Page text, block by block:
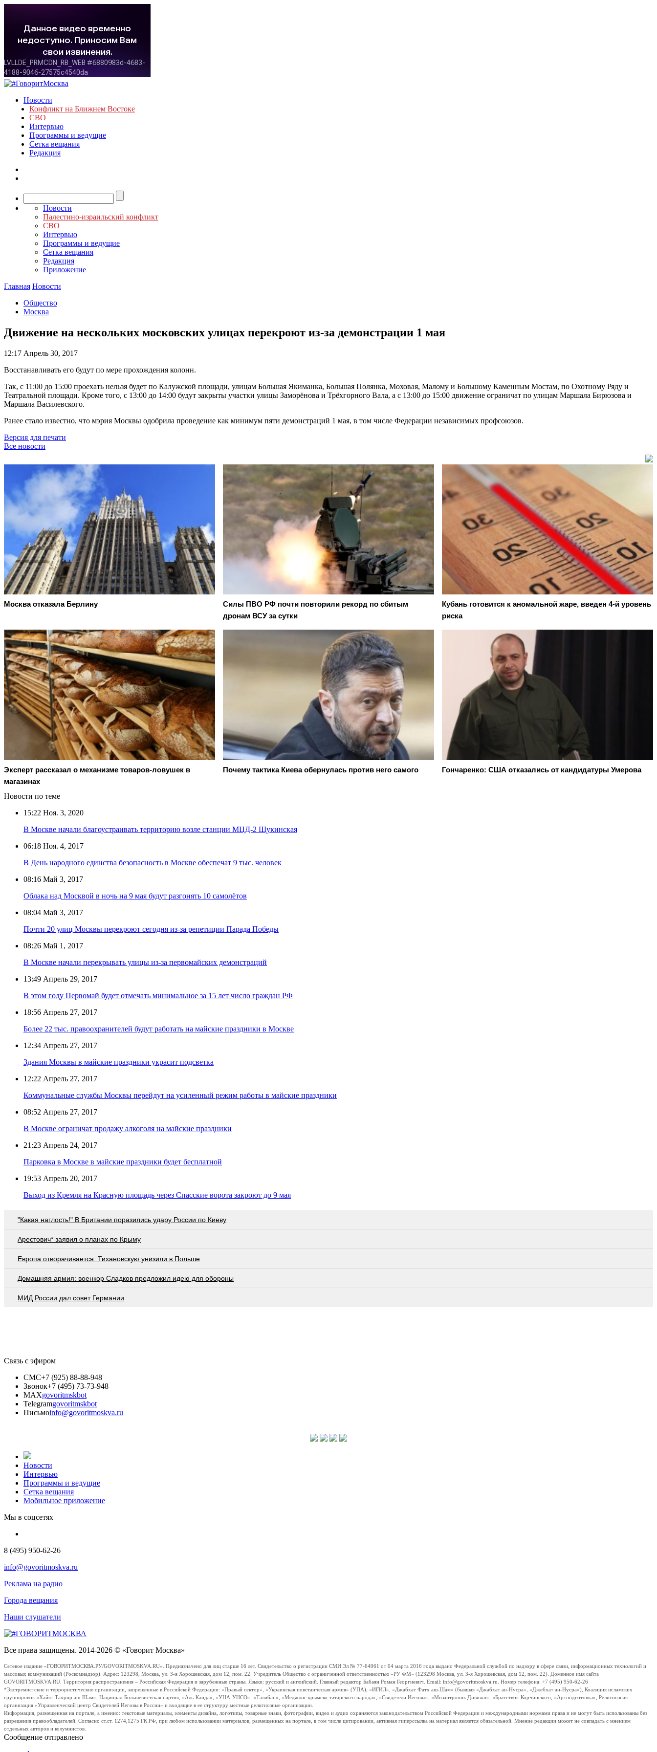
Новости
Конфликт на Ближнем Востоке
СВО
Интервью
Программы и ведущие
Сетка вещания
Редакция
Новости
Палестино-израильский конфликт
СВО
Интервью
Программы и ведущие
Сетка вещания
Редакция
Приложение
Главная Новости
Общество
Москва
Движение на нескольких московских улицах перекроют из-за демонстрации 1 мая
12:17 Апрель 30, 2017
Восстанавливать его будут по мере прохождения колонн.
Так, с 11:00 до 15:00 проехать нельзя будет по Калужской площади, улицам Большая Якиманка, Большая Полянка, Моховая, Малому и Большому Каменным Мостам, по Охотному Ряду и
Театральной площади. Кроме того, с 13:00 до 14:00 будут закрыты участки улицы Заморёнова и Трёхгорного Вала, а с 13:00 до 15:00 движение ограничат по улицам Маршала Бирюзова и
Маршала Василевского.
Ранее стало известно, что мэрия Москвы одобрила проведение как минимум пяти демонстраций 1 мая, в том числе Федерации независимых профсоюзов.
Версия для печати
Все новости
Москва отказала Берлину
Cилы ПВО РФ почти повторили рекорд по сбитым
дронам ВСУ за сутки
Кубань готовится к аномальной жаре, введен 4-й уровень
риска
Эксперт рассказал о механизме товаров-ловушек в
магазинах
Почему тактика Киева обернулась против него самого Гончаренко: США отказались от кандидатуры Умерова
Новости по теме
15:22 Ноя. 3, 2020
В Москве начали благоустраивать территорию возле станции МЦД-2 Щукинская
06:18 Ноя. 4, 2017
В День народного единства безопасность в Москве обеспечат 9 тыс. человек
08:16 Май 3, 2017
Облака над Москвой в ночь на 9 мая будут разгонять 10 самолётов
08:04 Май 3, 2017
Почти 20 улиц Москвы перекроют сегодня из-за репетиции Парада Победы
08:26 Май 1, 2017
В Москве начали перекрывать улицы из-за первомайских демонстраций
13:49 Апрель 29, 2017
В этом году Первомай будет отмечать минимальное за 15 лет число граждан РФ
18:56 Апрель 27, 2017
Более 22 тыс. правоохранителей будут работать на майские праздники в Москве
12:34 Апрель 27, 2017
Здания Москвы в майские праздники украсит подсветка
12:22 Апрель 27, 2017
Коммунальные службы Москвы перейдут на усиленный режим работы в майские праздники
08:52 Апрель 27, 2017
В Москве ограничат продажу алкоголя на майские праздники
21:23 Апрель 24, 2017
Парковка в Москве в майские праздники будет бесплатной
19:53 Апрель 20, 2017
Выход из Кремля на Красную площадь через Спасские ворота закроют до 9 мая
"Какая наглость!" В Британии поразились удару России по Киеву
Арестович* заявил о планах по Крыму
Европа отворачивается: Тихановскую унизили в Польше
Домашняя армия: военкор Сладков предложил идею для обороны
МИД России дал совет Германии
Связь с эфиром
СМС+7 (925) 88-88-948
Звонок+7 (495) 73-73-948
MAXgovoritmskbot
Telegramgovoritmskbot
Письмоinfo@govoritmoskva.ru
Новости
Интервью
Программы и ведущие
Сетка вещания
Мобильное приложение
Мы в соцсетях
8 (495) 950-62-26
info@govoritmoskva.ru
Реклама на радио
Города вещания
Наши слушатели
Все права защищены. 2014-2026 © «Говорит Москва»
Сетевое издание «ГОВОРИТМОСКВА.РУ/GOVORITMOSKVA.RU». Предназначено для лиц старше 16 лет. Свидетельство о регистрации СМИ Эл № 77-64961 от 04 марта 2016 года выдано Федеральной службой по надзору в сфере связи, информационных технологий и
массовых коммуникаций (Роскомнадзор). Адрес: 123298, Москва, ул. 3-я Хорошевская, дом 12, пом. 22. Учредитель Общество с ограниченной ответственностью «РУ ФМ» (123298 Москва, ул. 3-я Хорошевская, дом 12, пом. 22). Доменное имя сайта
GOVORITMOSKVA.RU. Территория распространения – Российская Федерация и зарубежные страны. Языки: русский и английский. Главный редактор Бабаян Роман Георгиевич. Email: info@govoritmoskva.ru. Номер телефона: +7 (495) 950-62-26
*Экстремистские и террористические организации, запрещенные в Российской Федерации: «Правый сектор», «Украинская повстанческая армия» (УПА), «ИГИЛ», «Джабхат Фатх аш-Шам» (бывшая «Джабхат ан-Нусра», «Джебхат ан-Нусра»), Коалиция исламских
группировок «Хайят Тахрир аш-Шам», Национал-Большевистская партия, «Аль-Каида», «УНА-УНСО», «Талибан», «Меджлис крымско-татарского народа», «Свидетели Иеговы», «Мизантропик Дивижн», «Братство» Корчинского, «Артподготовка», Религиозная
организация «Управленческий центр Свидетелей Иеговы в России» и входящие в ее структуру местные религиозные организации.
Информация, размещенная на портале, а именно: текстовые материалы, элементы дизайна, логотипы, товарные знаки, фотографии, видео и аудио охраняются законодательством Российской Федерации и международными нормами права и не могут быть использованы без
разрешения правообладателей. Согласно ст.ст. 1274,1275 ГК РФ, при любом использовании материалов, размещенных на портале, в том числе цитировании, активная гиперссылка на материал является обязательной. Мнение редакции может не совпадать с мнением
отдельных авторов и колумнистов.
Сообщение отправлено